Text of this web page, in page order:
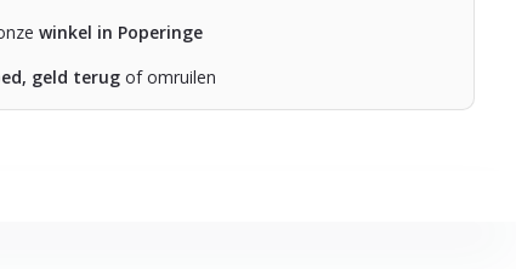
winkel in Poperinge
geld terug of omruilen